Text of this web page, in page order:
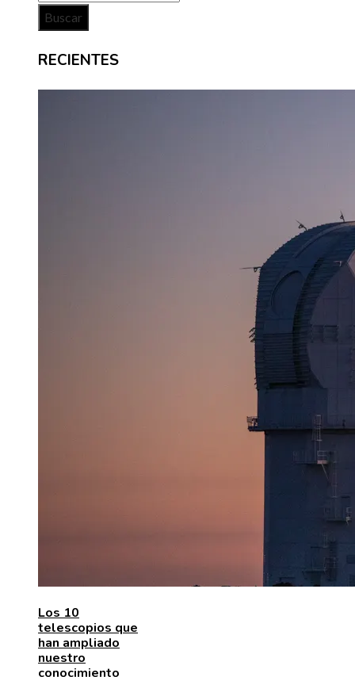
RECIENTES
Los 10
telescopios que
han ampliado
nuestro
conocimiento